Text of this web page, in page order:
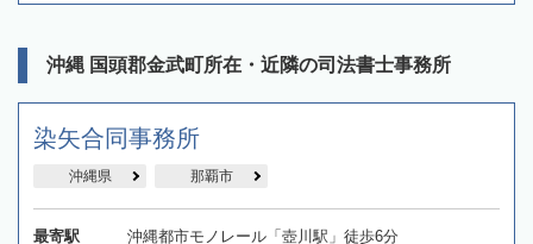
沖縄 国頭郡金武町所在・近隣の司法書士事務所
染矢合同事務所
沖縄県 那覇市
最寄駅 沖縄都市モノレール「壺川駅」徒歩6分